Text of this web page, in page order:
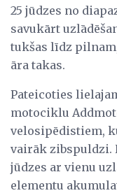
25 jūdzes no
savukārt
tukšas līdz
āra takas.
Pateicoties
motociklu
velosipēdistiem,
vairāk zibspuldzi.
jūdzes ar vienu
elementu